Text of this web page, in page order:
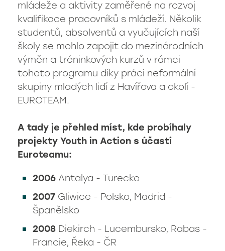
+420 731 116 118
karvina@obaka.cz
mládeže a aktivity zaměřené na rozvoj
kvalifikace pracovníků s mládeží. Několik
studentů, absolventů a vyučujících naší
školy se mohlo zapojit do mezinárodních
výměn a tréninkových kurzů v rámci
tohoto programu díky práci neformální
skupiny mladých lidí z Havířova a okolí -
EUROTEAM.
A tady je přehled míst, kde probíhaly
projekty Youth in Action s účastí
Euroteamu:
2006 Antalya - Turecko
2007 Gliwice - Polsko, Madrid -
Španělsko
2008 Diekirch - Lucembursko, Rabas -
Francie, Řeka - ČR